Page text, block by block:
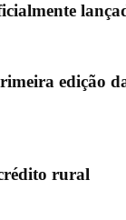
edição
rural